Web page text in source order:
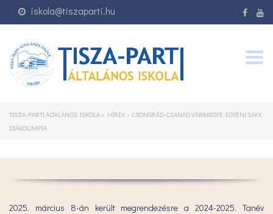
iskola@tiszaparti.hu
TISZA-PARTI ÁLTALÁNOS ISKOLA > HÍREK > CSONGRÁD-CSANÁD VÁRMEGYE EGYÉNI SAKK
DIÁKOLIMPIA
2025. március 8-án került megrendezésre a 2024-2025. Tanév